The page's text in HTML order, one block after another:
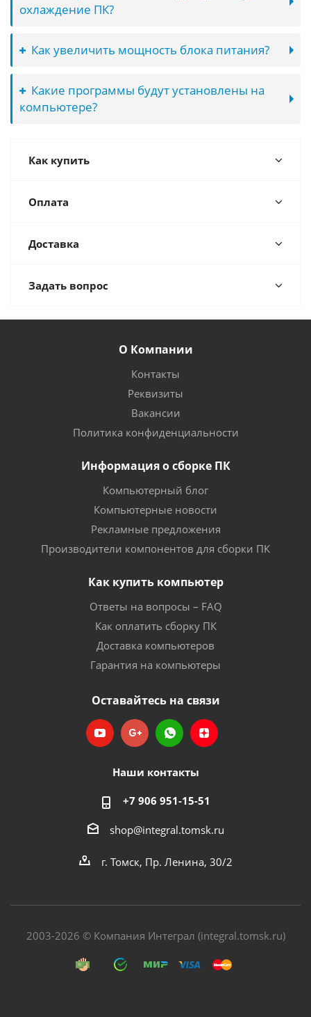
охлаждение ПК?
Как увеличить мощность блока питания?
Какие программы будут установлены на
компьютере?
Как купить
Оплата
Доставка
Задать вопрос
О Компании
Контакты
Реквизиты
Вакансии
Политика конфиденциальности
Информация о сборке ПК
Компьютерный блог
Компьютерные новости
Рекламные предложения
Производители компонентов для сборки ПК
Как купить компьютер
Ответы на вопросы – FAQ
Как оплатить сборку ПК
Доставка компьютеров
Гарантия на компьютеры
Оставайтесь на связи
Наши контакты
+7 906 951-15-51
shop@integral.tomsk.ru
г. Томск, Пр. Ленина, 30/2
2003-2026 © Компания Интеграл (integral.tomsk.ru)